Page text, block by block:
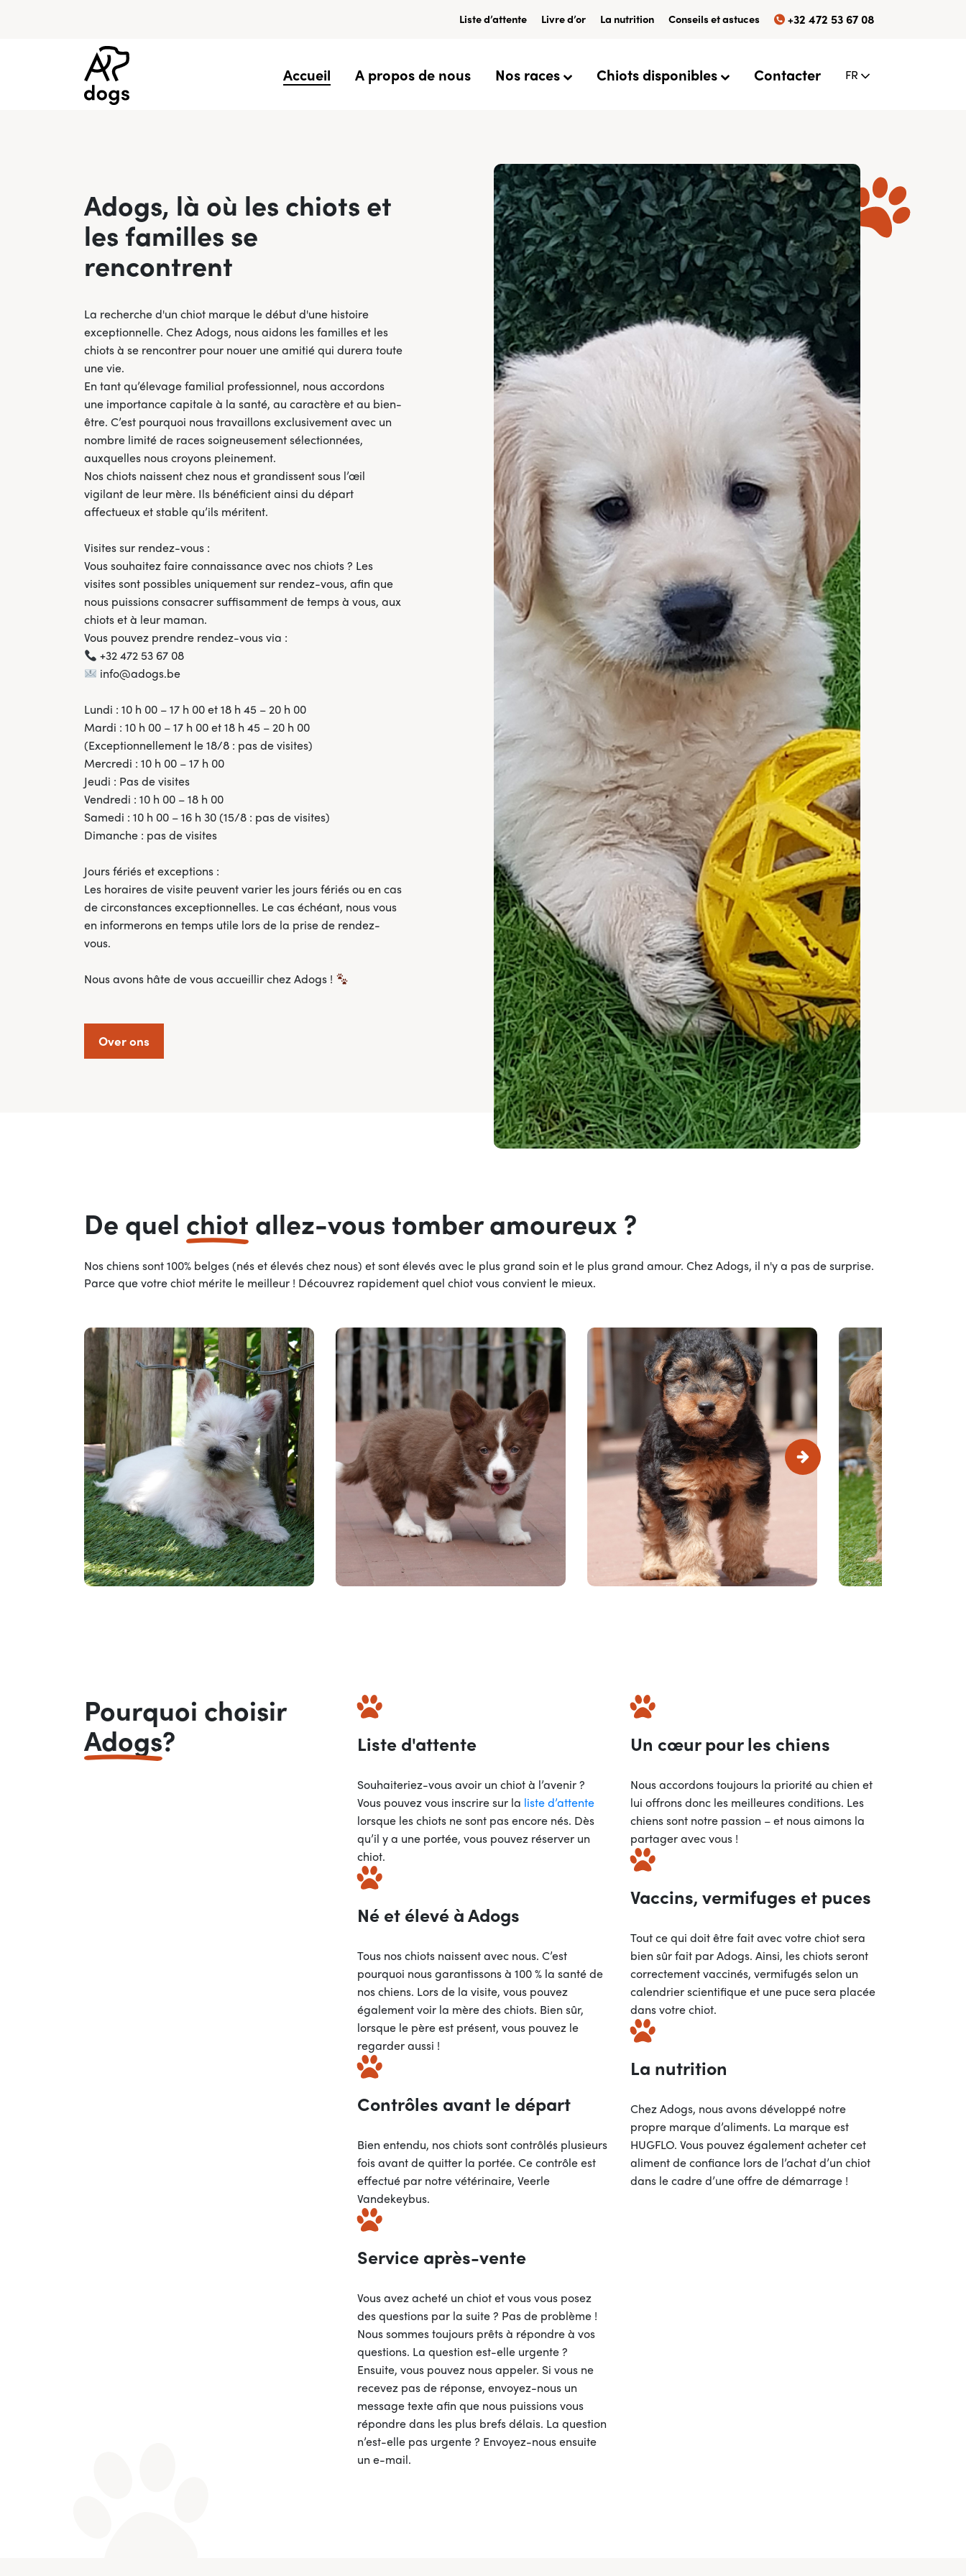
Liste d’attente Livre d’or La nutrition Conseils et astuces +32 472 53 67 08
Accueil A propos de nous Nos races Chiots disponibles Contacter FR
Adogs, là où les chiots et
les familles se
rencontrent
La recherche d'un chiot marque le début d'une histoire
exceptionnelle. Chez Adogs, nous aidons les familles et les
chiots à se rencontrer pour nouer une amitié qui durera toute
une vie.
En tant qu’élevage familial professionnel, nous accordons
une importance capitale à la santé, au caractère et au bien-
être. C’est pourquoi nous travaillons exclusivement avec un
nombre limité de races soigneusement sélectionnées,
auxquelles nous croyons pleinement.
Nos chiots naissent chez nous et grandissent sous l’œil
vigilant de leur mère. Ils bénéficient ainsi du départ
affectueux et stable qu’ils méritent.
Visites sur rendez-vous :
Vous souhaitez faire connaissance avec nos chiots ? Les
visites sont possibles uniquement sur rendez-vous, afin que
nous puissions consacrer suffisamment de temps à vous, aux
chiots et à leur maman.
Vous pouvez prendre rendez-vous via :
+32 472 53 67 08
info@adogs.be
Lundi : 10 h 00 – 17 h 00 et 18 h 45 – 20 h 00
Mardi : 10 h 00 – 17 h 00 et 18 h 45 – 20 h 00
(Exceptionnellement le 18/8 : pas de visites)
Mercredi : 10 h 00 – 17 h 00
Jeudi : Pas de visites
Vendredi : 10 h 00 – 18 h 00
Samedi : 10 h 00 – 16 h 30 (15/8 : pas de visites)
Dimanche : pas de visites
Jours fériés et exceptions :
Les horaires de visite peuvent varier les jours fériés ou en cas
de circonstances exceptionnelles. Le cas échéant, nous vous
en informerons en temps utile lors de la prise de rendez-
vous.
Nous avons hâte de vous accueillir chez Adogs !
Over ons
De quel chiot allez-vous tomber amoureux ?
Nos chiens sont 100% belges (nés et élevés chez nous) et sont élevés avec le plus grand soin et le plus grand amour. Chez Adogs, il n'y a pas de surprise.
Parce que votre chiot mérite le meilleur ! Découvrez rapidement quel chiot vous convient le mieux.
Pourquoi choisir
Adogs? Liste d'attente
Souhaiteriez-vous avoir un chiot à l’avenir ?
Vous pouvez vous inscrire sur la liste d’attente
lorsque les chiots ne sont pas encore nés. Dès
qu’il y a une portée, vous pouvez réserver un
chiot.
Né et élevé à Adogs
Tous nos chiots naissent avec nous. C’est
pourquoi nous garantissons à 100 % la santé de
nos chiens. Lors de la visite, vous pouvez
également voir la mère des chiots. Bien sûr,
lorsque le père est présent, vous pouvez le
regarder aussi !
Contrôles avant le départ
Bien entendu, nos chiots sont contrôlés plusieurs
fois avant de quitter la portée. Ce contrôle est
effectué par notre vétérinaire, Veerle
Vandekeybus.
Service après-vente
Vous avez acheté un chiot et vous vous posez
des questions par la suite ? Pas de problème !
Nous sommes toujours prêts à répondre à vos
questions. La question est-elle urgente ?
Ensuite, vous pouvez nous appeler. Si vous ne
recevez pas de réponse, envoyez-nous un
message texte afin que nous puissions vous
répondre dans les plus brefs délais. La question
n’est-elle pas urgente ? Envoyez-nous ensuite
un e-mail.
Un cœur pour les chiens
Nous accordons toujours la priorité au chien et
lui offrons donc les meilleures conditions. Les
chiens sont notre passion – et nous aimons la
partager avec vous !
Vaccins, vermifuges et puces
Tout ce qui doit être fait avec votre chiot sera
bien sûr fait par Adogs. Ainsi, les chiots seront
correctement vaccinés, vermifugés selon un
calendrier scientifique et une puce sera placée
dans votre chiot.
La nutrition
Chez Adogs, nous avons développé notre
propre marque d’aliments. La marque est
HUGFLO. Vous pouvez également acheter cet
aliment de confiance lors de l’achat d’un chiot
dans le cadre d’une offre de démarrage !